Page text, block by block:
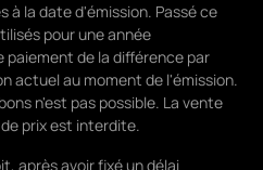
à la date d'émission. Passé ce
pour une année
de la différence par
actuel au moment de l'émission.
n'est pas possible. La vente
prix est interdite.
après avoir fixé un délai